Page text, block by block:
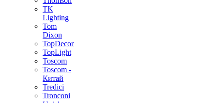
TK
Lighting
Tom
Dixon
TopDecor
TopLight
Toscom
Toscom -
Китай
Tredici
Tronconi